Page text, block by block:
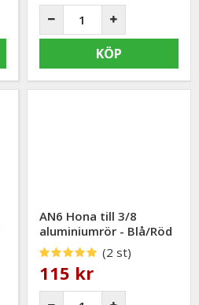
KÖP
AN6 Hona till 3/8
aluminiumrör - Blå/Röd
(2 st)
115 kr